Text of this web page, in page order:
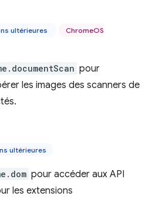
ultérieures
ChromeOS
pour
les images des scanners de
ultérieures
pour accéder aux API
les extensions